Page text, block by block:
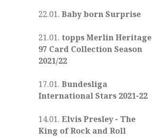
22.01.Baby born Surprise
21.01.topps Merlin Heritage
97 Card Collection Season
2021/22
17.01.Bundesliga
International Stars 2021-22
14.01.Elvis Presley - The
King of Rock and Roll